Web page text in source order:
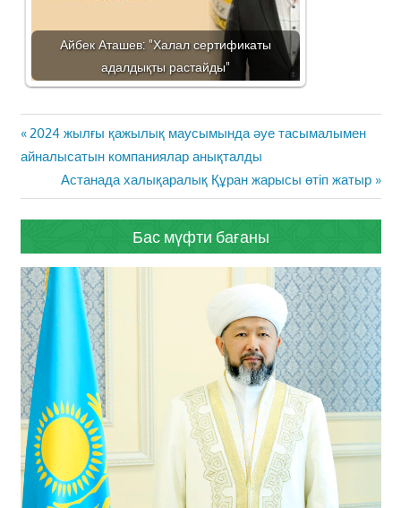
Айбек Аташев: "Халал сертификаты
адалдықты растайды"
Жазба
навигациясы
Previous
Post:
2024 жылғы қажылық маусымында әуе тасымалымен
айналысатын компаниялар анықталды
Next
Post:
Астанада халықаралық Құран жарысы өтіп жатыр
Бас мүфти бағаны